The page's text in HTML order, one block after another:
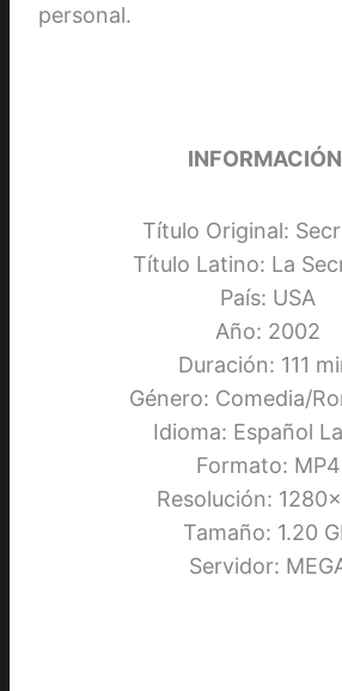
personal.
Título Original:
Título Latino: La
País: USA
Año: 2002
Duración: 111
Género: Comedia/
Idioma: Español
Formato: MP4
Resolución:
Tamaño: 1.20
Servidor: